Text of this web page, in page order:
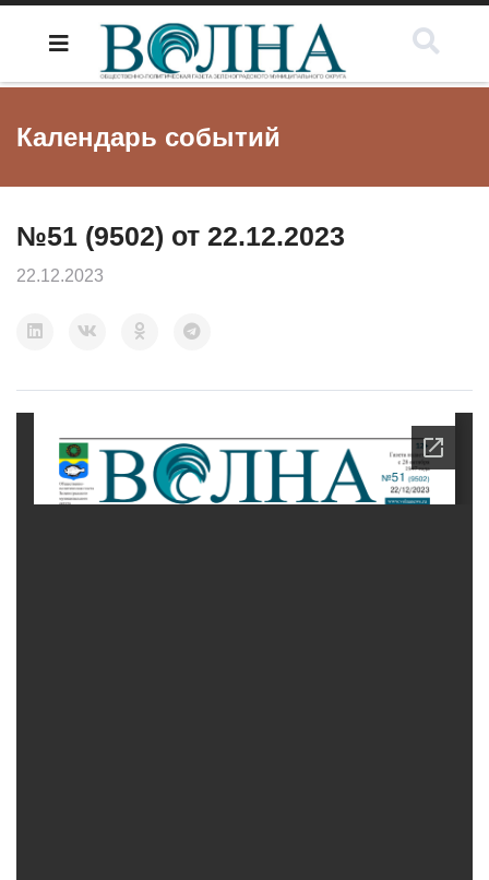
Календарь событий
№51 (9502) от 22.12.2023
22.12.2023